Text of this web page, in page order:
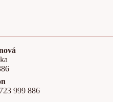
999 886